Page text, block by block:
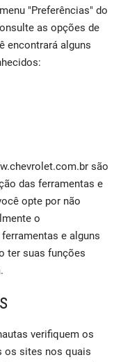
"Preferências" do
as opções de
encontrará alguns
são
das ferramentas e
opte por não
o
e alguns
ter suas funções
verifiquem os
os sites nos quais